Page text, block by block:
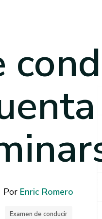
Por Enric Romero
Examen de conducir